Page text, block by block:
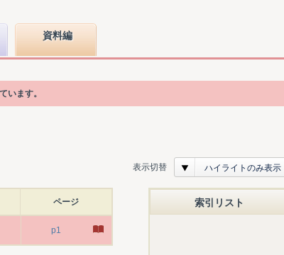
資料編
います。
表示切替 ハイライトのみ表示
ページ
p1
索引リスト